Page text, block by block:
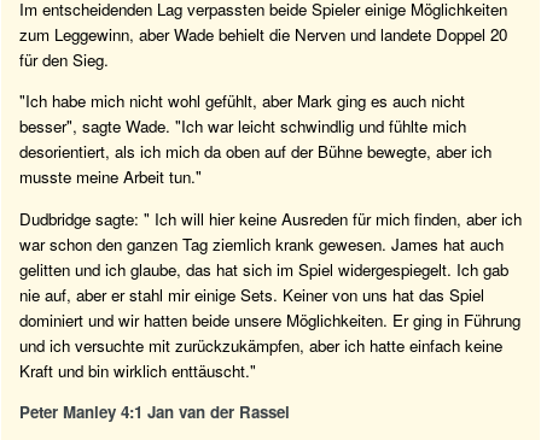
Im entscheidenden Lag verpassten beide Spieler einige Möglichkeiten
zum Leggewinn, aber Wade behielt die Nerven und landete Doppel 20
für den Sieg.
"Ich habe mich nicht wohl gefühlt, aber Mark ging es auch nicht
besser", sagte Wade. "Ich war leicht schwindlig und fühlte mich
desorientiert, als ich mich da oben auf der Bühne bewegte, aber ich
musste meine Arbeit tun."
Dudbridge sagte: " Ich will hier keine Ausreden für mich finden, aber ich
war schon den ganzen Tag ziemlich krank gewesen. James hat auch
gelitten und ich glaube, das hat sich im Spiel widergespiegelt. Ich gab
nie auf, aber er stahl mir einige Sets. Keiner von uns hat das Spiel
dominiert und wir hatten beide unsere Möglichkeiten. Er ging in Führung
und ich versuchte mit zurückzukämpfen, aber ich hatte einfach keine
Kraft und bin wirklich enttäuscht."
Peter Manley 4:1 Jan van der Rassel